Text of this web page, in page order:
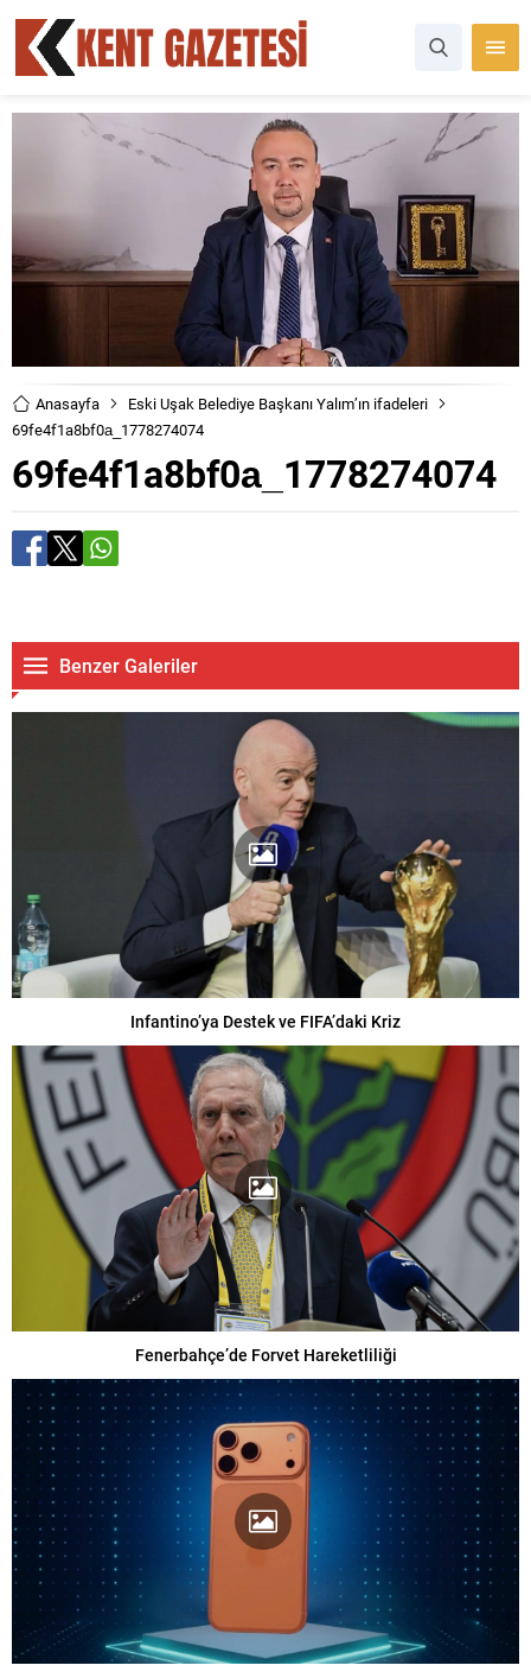
Anasayfa
Eski Uşak Belediye Başkanı Yalım’ın ifadeleri
69fe4f1a8bf0a_1778274074
69fe4f1a8bf0a_1778274074
Benzer Galeriler
Infantino’ya Destek ve FIFA’daki Kriz
Fenerbahçe’de Forvet Hareketliliği